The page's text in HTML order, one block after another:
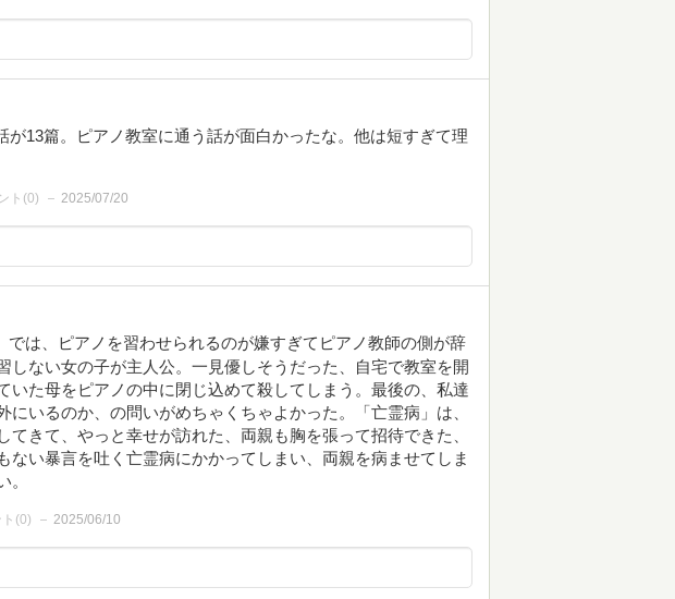
が13篇。ピアノ教室に通う話が面白かったな。他は短すぎて理
ト(0) 2025/07/20
では、ピアノを習わせられるのが嫌すぎてピアノ教師の側が辞
しない女の子が主人公。一見優しそうだった、自宅で教室を開
いた母をピアノの中に閉じ込めて殺してしまう。最後の、私達
にいるのか、の問いがめちゃくちゃよかった。「亡霊病」は、
てきて、やっと幸せが訪れた、両親も胸を張って招待できた、
ない暴言を吐く亡霊病にかかってしまい、両親を病ませてしま
。
ト(0) 2025/06/10